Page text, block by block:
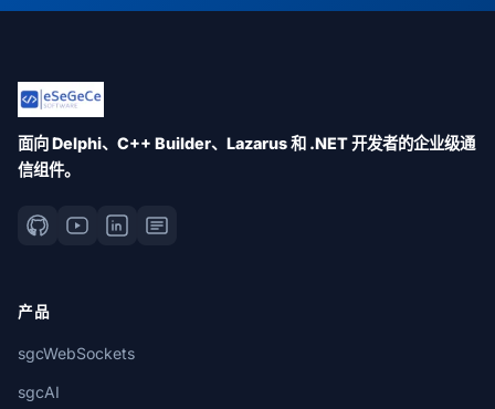
面向 Delphi、C++ Builder、Lazarus 和 .NET 开发者的企业级通
信组件。
产品
sgcWebSockets
sgcAI